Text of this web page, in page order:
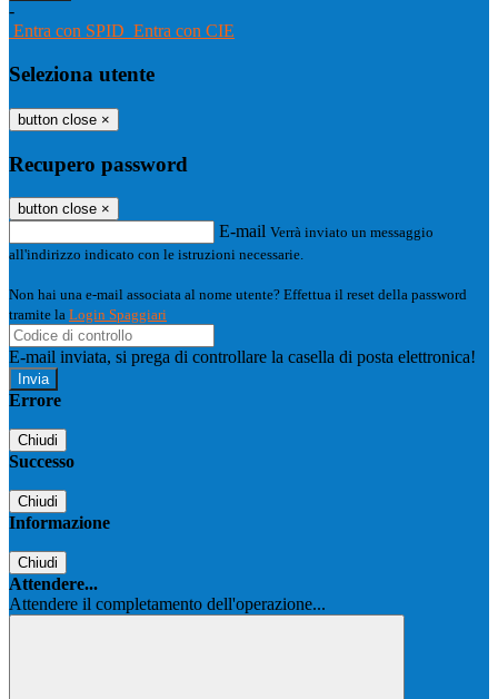
-
Entra con SPID Entra con CIE
Seleziona utente
button close ×
Recupero password
button close ×
E-mail Verrà inviato un messaggio
all'indirizzo indicato con le istruzioni necessarie.
Non hai una e-mail associata al nome utente? Effettua il reset della password
tramite la Login Spaggiari
E-mail inviata, si prega di controllare la casella di posta elettronica!
Errore
Chiudi
Successo
Chiudi
Informazione
Chiudi
Attendere...
Attendere il completamento dell'operazione...